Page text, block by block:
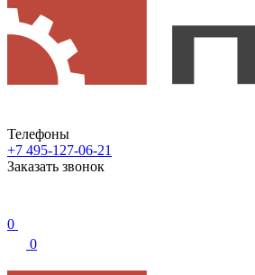
Телефоны
+7 495-127-06-21
Заказать звонок
0
0